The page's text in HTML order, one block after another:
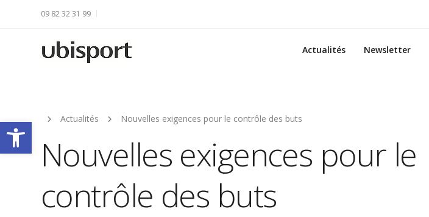
Ouvrir la barre d’outils
09 82 32 31 99
Actualités Newsletter
Actualités Nouvelles exigences pour le contrôle des buts
Nouvelles exigences pour le
contrôle des buts